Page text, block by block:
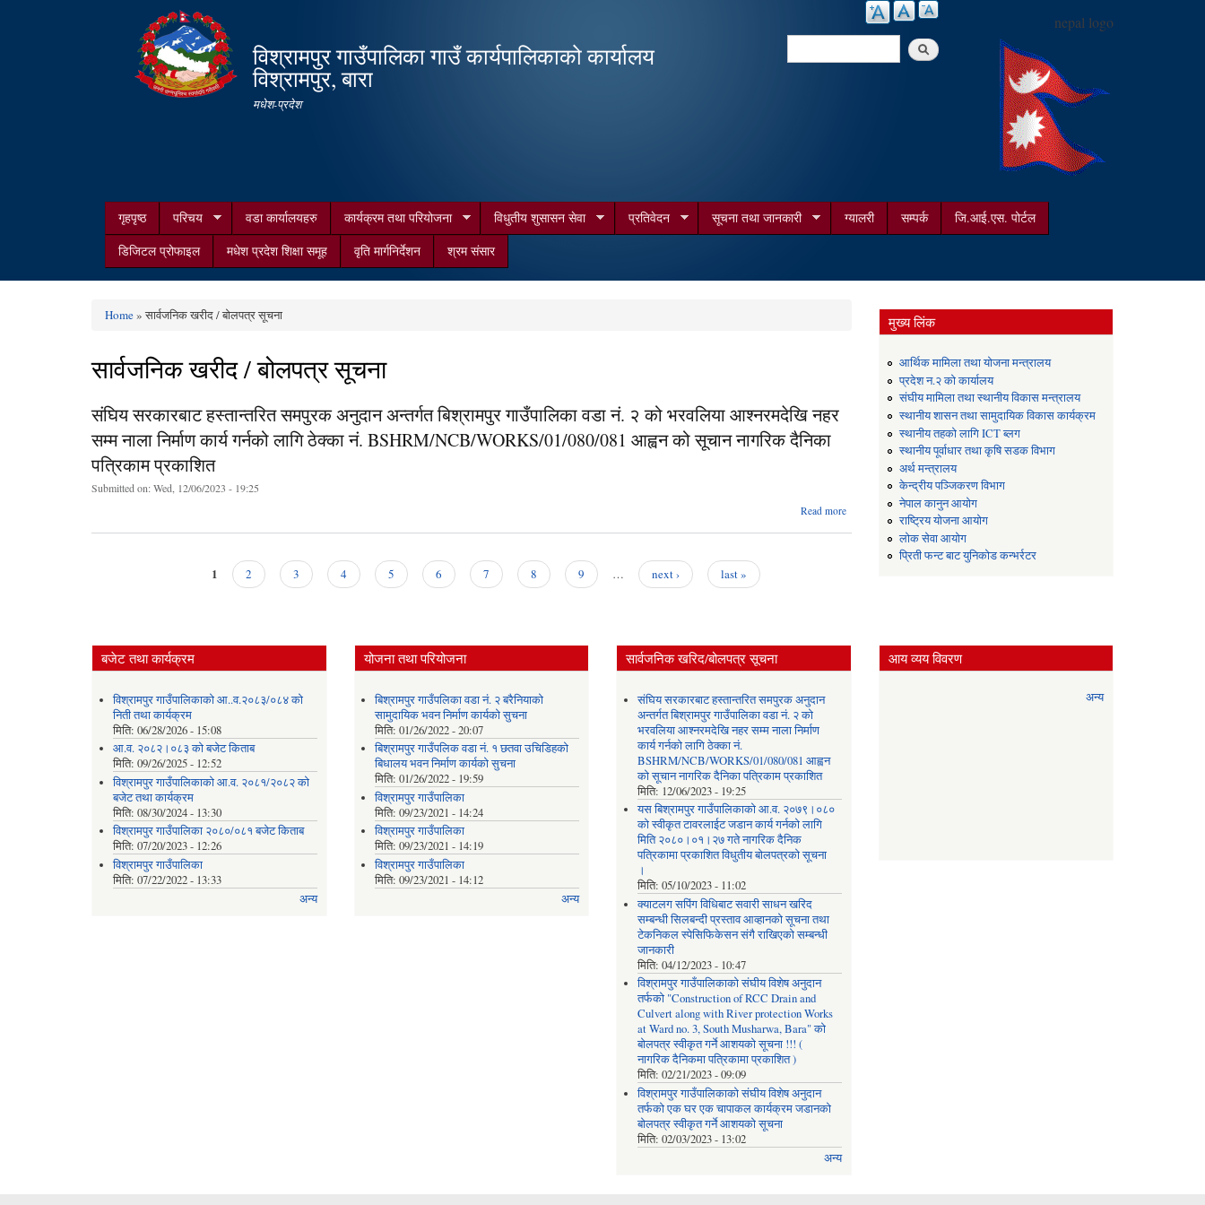
content
विश्रामपुर गाउँपालिका गाउँ कार्यपालिकाको कार्यालय
विश्रामपुर, बारा
मधेश-प्रदेश
nepal logo
Search
गृहपृष्ठ परिचय वडा कार्यालयहरु कार्यक्रम तथा परियोजना विधुतीय शुसासन सेवा प्रतिवेदन सूचना तथा जानकारी ग्यालरी सम्पर्क
जि.आई.एस. पोर्टल
डिजिटल प्रोफाइल
मधेश प्रदेश शिक्षा समूह वृति मार्गनिर्देशन श्रम संसार
Home» सार्वजनिक खरीद / बोलपत्र सूचना
सार्वजनिक खरीद / बोलपत्र सूचना
संघिय सरकारबाट हस्तान्तरित समपुरक अनुदान अन्तर्गत बिश्रामपुर गाउँपालिका वडा नं. २ को भरवलिया आश्नरमदेखि नहर
सम्म नाला निर्माण कार्य गर्नको लागि ठेक्का नं. BSHRM/NCB/WORKS/01/080/081 आह्वन को सूचान नागरिक दैनिका
पत्रिकाम प्रकाशित
Submitted on:Wed, 12/06/2023 - 19:25
Read more
about संघिय सरकारबाट हस्तान्तरित
समपुरक अनुदान अन्तर्गत बिश्रामपुर
गाउँपालिका वडा नं. २ को भरवलिया
आश्नरमदेखि नहर सम्म नाला निर्माण कार्य
1 2 3 4 5 6 7 8 9 … next › last »
मुख्य लिंक
आर्थिक मामिला तथा योजना मन्त्रालय
प्रदेश न.२ को कार्यालय
संघीय मामिला तथा स्थानीय विकास मन्त्रालय
स्थानीय शासन तथा सामुदायिक विकास कार्यक्रम
स्थानीय तहको लागि ICT ब्लग
स्थानीय पूर्वाधार तथा कृषि सडक विभाग
अर्थ मन्त्रालय
केन्द्रीय पञ्जिकरण विभाग
नेपाल कानुन आयोग
राष्ट्रिय योजना आयोग
लोक सेवा आयोग
प्रिती फन्ट बाट युनिकोड कन्भर्रटर
बजेट तथा कार्यक्रम
विश्रामपुर गाउँपालिकाको आ..व.२०८३/०८४ को
निती तथा कार्यक्रम
मिति: 06/28/2026 - 15:08
आ.व. २०८२।०८३ को बजेट किताब
मिति: 09/26/2025 - 12:52
विश्रामपुर गाउँपालिकाको आ.व. २०८१/२०८२ को
बजेट तथा कार्यक्रम
मिति: 08/30/2024 - 13:30
विश्रामपुर गाउँपालिका २०८०/०८१ बजेट किताब
मिति: 07/20/2023 - 12:26
विश्रामपुर गाउँपालिका
मिति: 07/22/2022 - 13:33
अन्य
योजना तथा परियोजना
बिश्रामपुर गाउँपलिका वडा नं. २ बरैनियाको
सामुदायिक भवन निर्माण कार्यको सुचना
मिति:01/26/2022 - 20:07
बिश्रामपुर गाउँपलिक वडा नं. १ छतवा उचिडिहको
बिधालय भवन निर्माण कार्यको सुचना
मिति:01/26/2022 - 19:59
विश्रामपुर गाउँपालिका
मिति:09/23/2021 - 14:24
विश्रामपुर गाउँपालिका
मिति:09/23/2021 - 14:19
विश्रामपुर गाउँपालिका
मिति:09/23/2021 - 14:12
अन्य
सार्वजनिक खरिद/बोलपत्र सूचना
संघिय सरकारबाट हस्तान्तरित समपुरक अनुदान
अन्तर्गत बिश्रामपुर गाउँपालिका वडा नं. २ को
भरवलिया आश्नरमदेखि नहर सम्म नाला निर्माण
कार्य गर्नको लागि ठेक्का नं.
BSHRM/NCB/WORKS/01/080/081 आह्वन
को सूचान नागरिक दैनिका पत्रिकाम प्रकाशित
मिति: 12/06/2023 - 19:25
यस बिश्रामपुर गाउँपालिकाको आ.व. २०७९।०८०
को स्वीकृत टावरलाईट जडान कार्य गर्नको लागि
मिति २०८०।०१।२७ गते नागरिक दैनिक
पत्रिकामा प्रकाशित विधुतीय बोलपत्रको सूचना
।
मिति: 05/10/2023 - 11:02
क्याटलग सपिंग विधिबाट सवारी साधन खरिद
सम्बन्धी सिलबन्दी प्रस्ताव आव्हानको सूचना तथा
टेकनिकल स्पेसिफिकेसन संगै राखिएको सम्बन्धी
जानकारी
मिति: 04/12/2023 - 10:47
विश्रामपुर गाउँपालिकाको संघीय विशेष अनुदान
तर्फको "Construction of RCC Drain and
Culvert along with River protection Works
at Ward no. 3, South Musharwa, Bara" को
बोलपत्र स्वीकृत गर्ने आशयको सूचना !!! (
नागरिक दैनिकमा पत्रिकामा प्रकाशित )
मिति: 02/21/2023 - 09:09
विश्रामपुर गाउँपालिकाको संघीय विशेष अनुदान
तर्फको एक घर एक चापाकल कार्यक्रम जडानको
बोलपत्र स्वीकृत गर्ने आशयको सूचना
मिति: 02/03/2023 - 13:02
अन्य
आय व्यय विवरण
अन्य